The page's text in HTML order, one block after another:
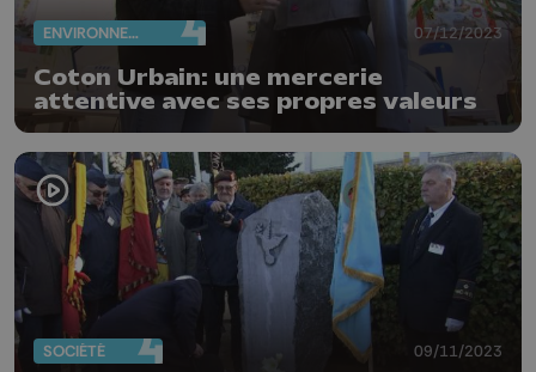
ENVIRONNEMENT 07/12/2023
Coton Urbain: une mercerie
attentive avec ses propres valeurs
SOCIÉTÉ 09/11/2023